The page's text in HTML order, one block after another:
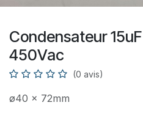
Condensateur
450Vac
(0 avis)
ø40 x 72mm